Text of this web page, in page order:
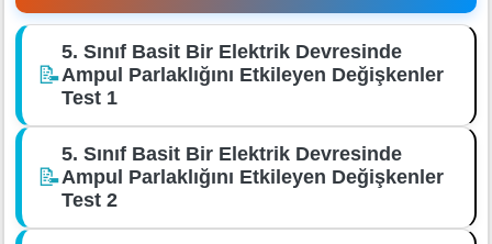
📝
5. Sınıf Basit Bir Elektrik Devresinde
Ampul Parlaklığını Etkileyen Değişkenler
Test 1
📝
5. Sınıf Basit Bir Elektrik Devresinde
Ampul Parlaklığını Etkileyen Değişkenler
Test 2